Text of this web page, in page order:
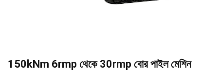
150kNm 6rmp থেকে 30rmp বোর পাইল মেশিন